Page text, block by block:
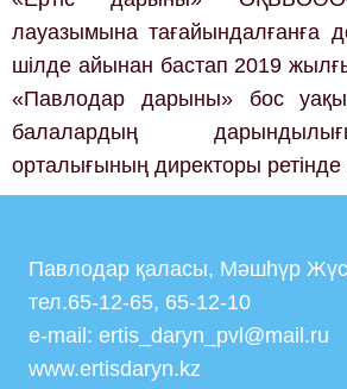
лауазымына тағайындалғанға
шілде айынан бастап 2019
«Павлодар дарыны» бос
балалардың
орталығының директоры ретінде
Павлодар қаласы, Мәшһүр
тел.65-12-65, 65-12-10
e-mail: ertis_daryn_pvl@mail.ru
www.ertisdaryn.kz